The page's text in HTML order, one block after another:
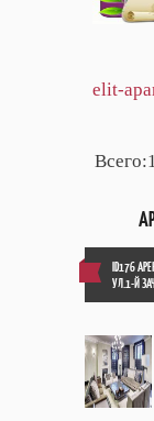
elit-
ID176
УЛ.1-Й